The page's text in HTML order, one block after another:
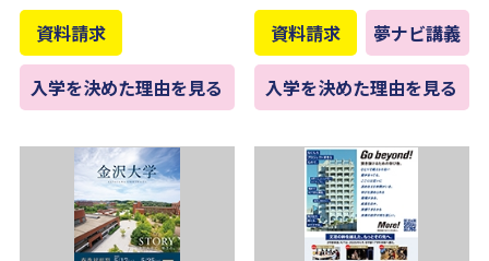
資料請求
入学を決めた理由を見る
資料請求 夢ナビ講義
入学を決めた理由を見る